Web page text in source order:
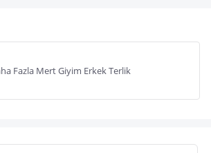
Fazla Mert Giyim Erkek Terlik